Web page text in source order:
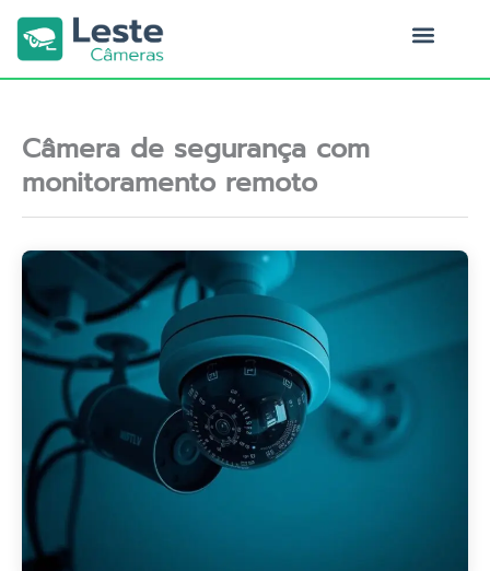
para
conteúdo
Câmera de segurança com
monitoramento remoto